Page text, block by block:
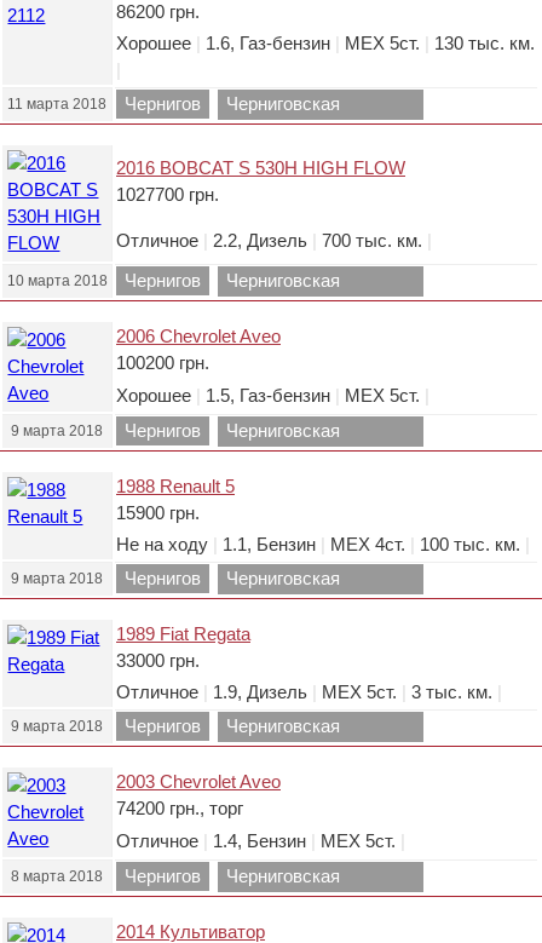
86200 грн.
Хорошее
1.6, Газ-бензин МЕХ 5ст.
130 тыс. км.
11 марта 2018 Чернигов
Черниговская
область.
2016 BOBCAT S 530H HIGH FLOW
1027700 грн.
Отличное 2.2, Дизель 700 тыс. км.
10 марта 2018 Чернигов
Черниговская
область.
2006 Chevrolet Aveo
100200 грн.
Хорошее
1.5, Газ-бензин МЕХ 5ст.
9 марта 2018 Чернигов
Черниговская
область.
1988 Renault 5
15900 грн.
Не на ходу
1.1, Бензин МЕХ 4ст. 100 тыс. км.
9 марта 2018 Чернигов
Черниговская
область.
1989 Fiat Regata
33000 грн.
Отличное
1.9, Дизель МЕХ 5ст. 3 тыс. км.
9 марта 2018 Чернигов
Черниговская
область.
2003 Chevrolet Aveo
74200 грн., торг
Отличное
1.4, Бензин МЕХ 5ст.
8 марта 2018 Чернигов
Черниговская
область.
2014 Культиватор